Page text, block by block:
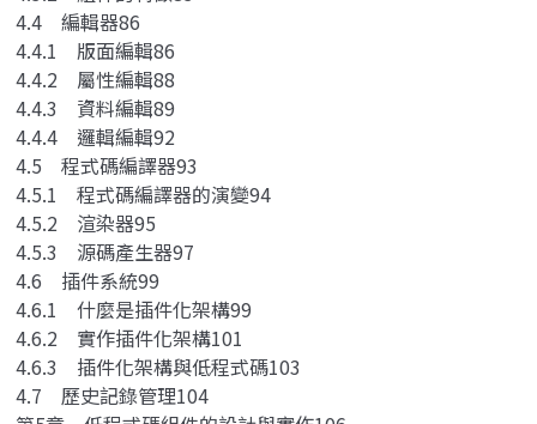
4.4 編輯器86
4.4.1 版面編輯86
4.4.2 屬性編輯88
4.4.3 資料編輯89
4.4.4 邏輯編輯92
4.5 程式碼編譯器93
4.5.1 程式碼編譯器的演變94
4.5.2 渲染器95
4.5.3 源碼產生器97
4.6 插件系統99
4.6.1 什麼是插件化架構99
4.6.2 實作插件化架構101
4.6.3 插件化架構與低程式碼103
4.7 歷史記錄管理104